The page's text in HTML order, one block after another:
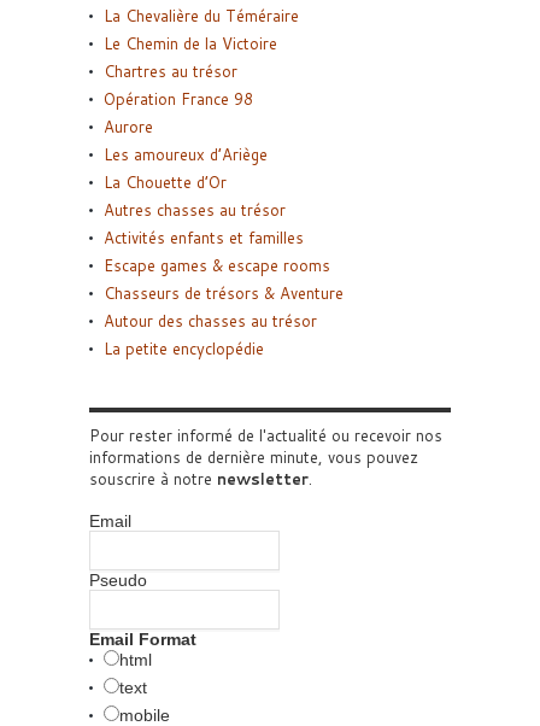
La Chevalière du Téméraire
Le Chemin de la Victoire
Chartres au trésor
Opération France 98
Aurore
Les amoureux d’Ariège
La Chouette d’Or
Autres chasses au trésor
Activités enfants et familles
Escape games & escape rooms
Chasseurs de trésors & Aventure
Autour des chasses au trésor
La petite encyclopédie
Pour rester informé de l'actualité ou recevoir nos
informations de dernière minute, vous pouvez
souscrire à notre newsletter.
Email
Pseudo
Email Format
html
text
mobile